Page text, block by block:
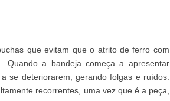
que evitam que o atrito de ferro com
Quando a bandeja começa a apresentar
se deteriorarem, gerando folgas e ruídos.
recorrentes, uma vez que é a peça,